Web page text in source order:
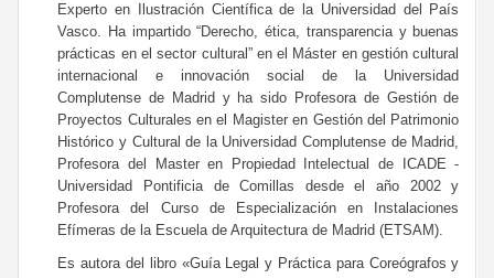
Experto en Ilustración Científica de la Universidad del País
Vasco. Ha impartido “Derecho, ética, transparencia y buenas
prácticas en el sector cultural” en el Máster en gestión cultural
internacional e innovación social de la Universidad
Complutense de Madrid y ha sido Profesora de Gestión de
Proyectos Culturales en el Magister en Gestión del Patrimonio
Histórico y Cultural de la Universidad Complutense de Madrid,
Profesora del Master en Propiedad Intelectual de ICADE -
Universidad Pontificia de Comillas desde el año 2002 y
Profesora del Curso de Especialización en Instalaciones
Efímeras de la Escuela de Arquitectura de Madrid (ETSAM).
Es autora del libro «Guía Legal y Práctica para Coreógrafos y